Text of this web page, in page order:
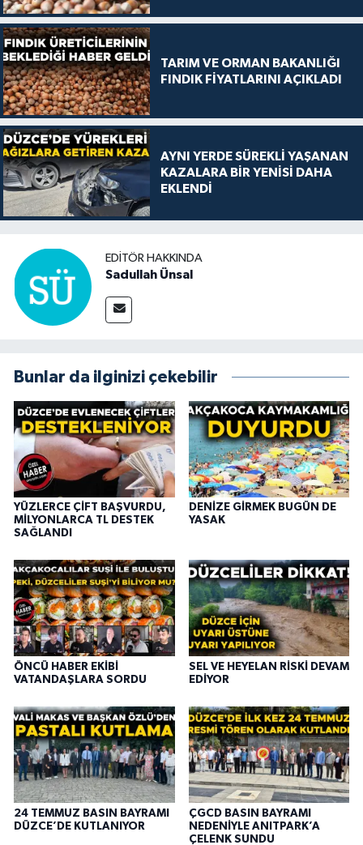
TARIM VE ORMAN BAKANLIĞI
FINDIK FİYATLARINI AÇIKLADI
AYNI YERDE SÜREKLİ YAŞANAN
KAZALARA BİR YENİSİ DAHA
EKLENDİ
EDITÖR HAKKINDA
Sadullah Ünsal
Bunlar da ilginizi çekebilir
YÜZLERCE ÇİFT BAŞVURDU,
MİLYONLARCA TL DESTEK
SAĞLANDI
DENİZE GİRMEK BUGÜN DE
YASAK
ÖNCÜ HABER EKİBİ
VATANDAŞLARA SORDU
SEL VE HEYELAN RİSKİ DEVAM
EDİYOR
24 TEMMUZ BASIN BAYRAMI
DÜZCE’DE KUTLANIYOR
ÇGCD BASIN BAYRAMI
NEDENİYLE ANITPARK’A
ÇELENK SUNDU